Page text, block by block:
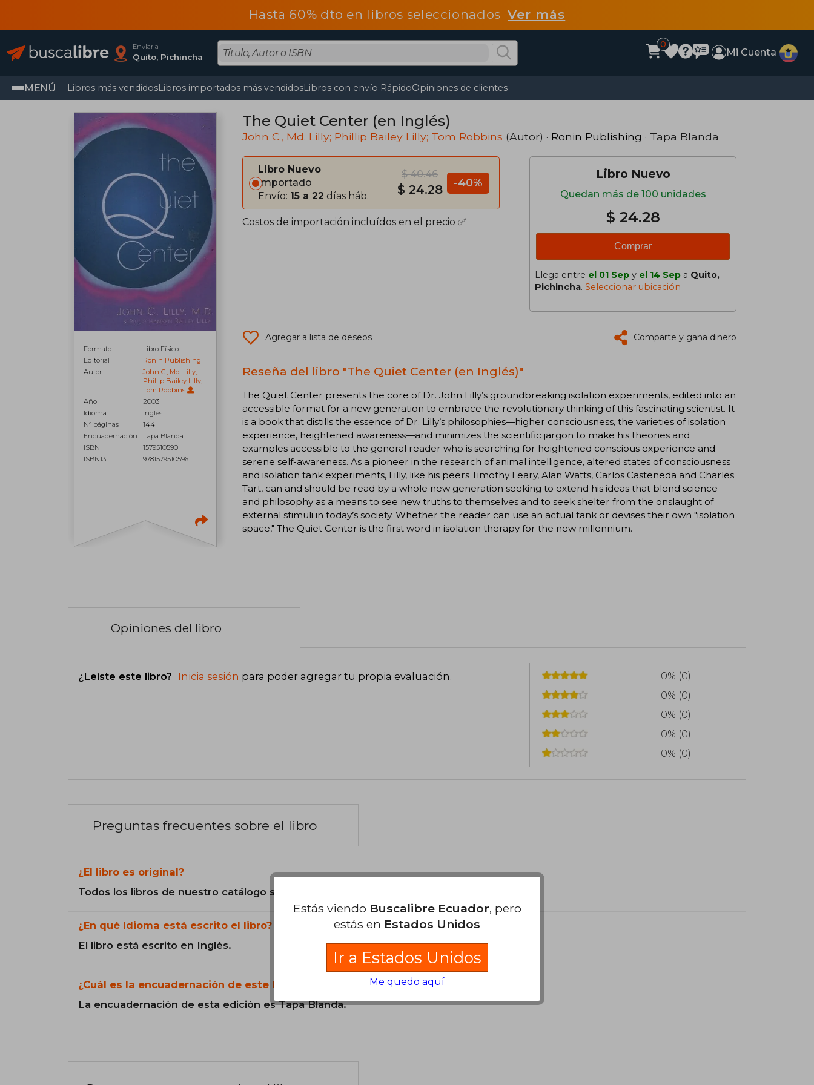
Hasta 60% dto en libros seleccionadosVer más
Enviar a
Quito, Pichincha
0
Mi Cuenta
MENÚ Libros más vendidosLibros importados más vendidosLibros con envío RápidoOpiniones de clientes
Formato
Libro Físico
Editorial
Ronin Publishing
Autor
John C., Md. Lilly;
Phillip Bailey Lilly;
Tom Robbins
Año
2003
Idioma
Inglés
N° páginas
144
Encuadernación
Tapa Blanda
ISBN
1579510590
ISBN13
9781579510596
The Quiet Center (en Inglés)
John C., Md. Lilly; Phillip Bailey Lilly; Tom Robbins (Autor) · Ronin Publishing · Tapa Blanda
Libro Nuevo
Importado
Envío: 15 a 22 días háb.
$ 40.46
$ 24.28 -40%
Costos de importación incluídos en el precio ✅
Libro Nuevo
Quedan más de 100 unidades
$ 24.28
Comprar
Llega entre el 01 Sep y el 14 Sep a Quito,
Pichincha. Seleccionar ubicación
Agregar a lista de deseos Comparte y gana dinero
Reseña del libro "The Quiet Center (en Inglés)"
The Quiet Center presents the core of Dr. John Lilly’s groundbreaking isolation experiments, edited into an
accessible format for a new generation to embrace the revolutionary thinking of this fascinating scientist. It
is a book that distills the essence of Dr. Lilly’s philosophies—higher consciousness, the varieties of isolation
experience, heightened awareness—and minimizes the scientific jargon to make his theories and
examples accessible to the general reader who is searching for heightened conscious experience and
serene self-awareness. As a pioneer in the research of animal intelligence, altered states of consciousness
and isolation tank experiments, Lilly, like his peers Timothy Leary, Alan Watts, Carlos Casteneda and Charles
Tart, can and should be read by a whole new generation seeking to extend his ideas that blend science
and philosophy as a means to see new truths to themselves and to seek shelter from the onslaught of
external stimuli in today’s society. Whether the reader can use an actual tank or devises their own "isolation
space," The Quiet Center is the first word in isolation therapy for the new millennium.
Opiniones del libro
¿Leíste este libro? Inicia sesión para poder agregar tu propia evaluación.
0% (0)
0% (0)
0% (0)
0% (0)
0% (0)
Preguntas frecuentes sobre el libro
¿El libro es original?
Todos los libros de nuestro catálogo son Originales.
¿En qué Idioma está escrito el libro?
El libro está escrito en Inglés.
¿Cuál es la encuadernación de este libro?
La encuadernación de esta edición es Tapa Blanda.
Estás viendo Buscalibre Ecuador, pero
estás en Estados Unidos
Ir a Estados Unidos
Me quedo aquí